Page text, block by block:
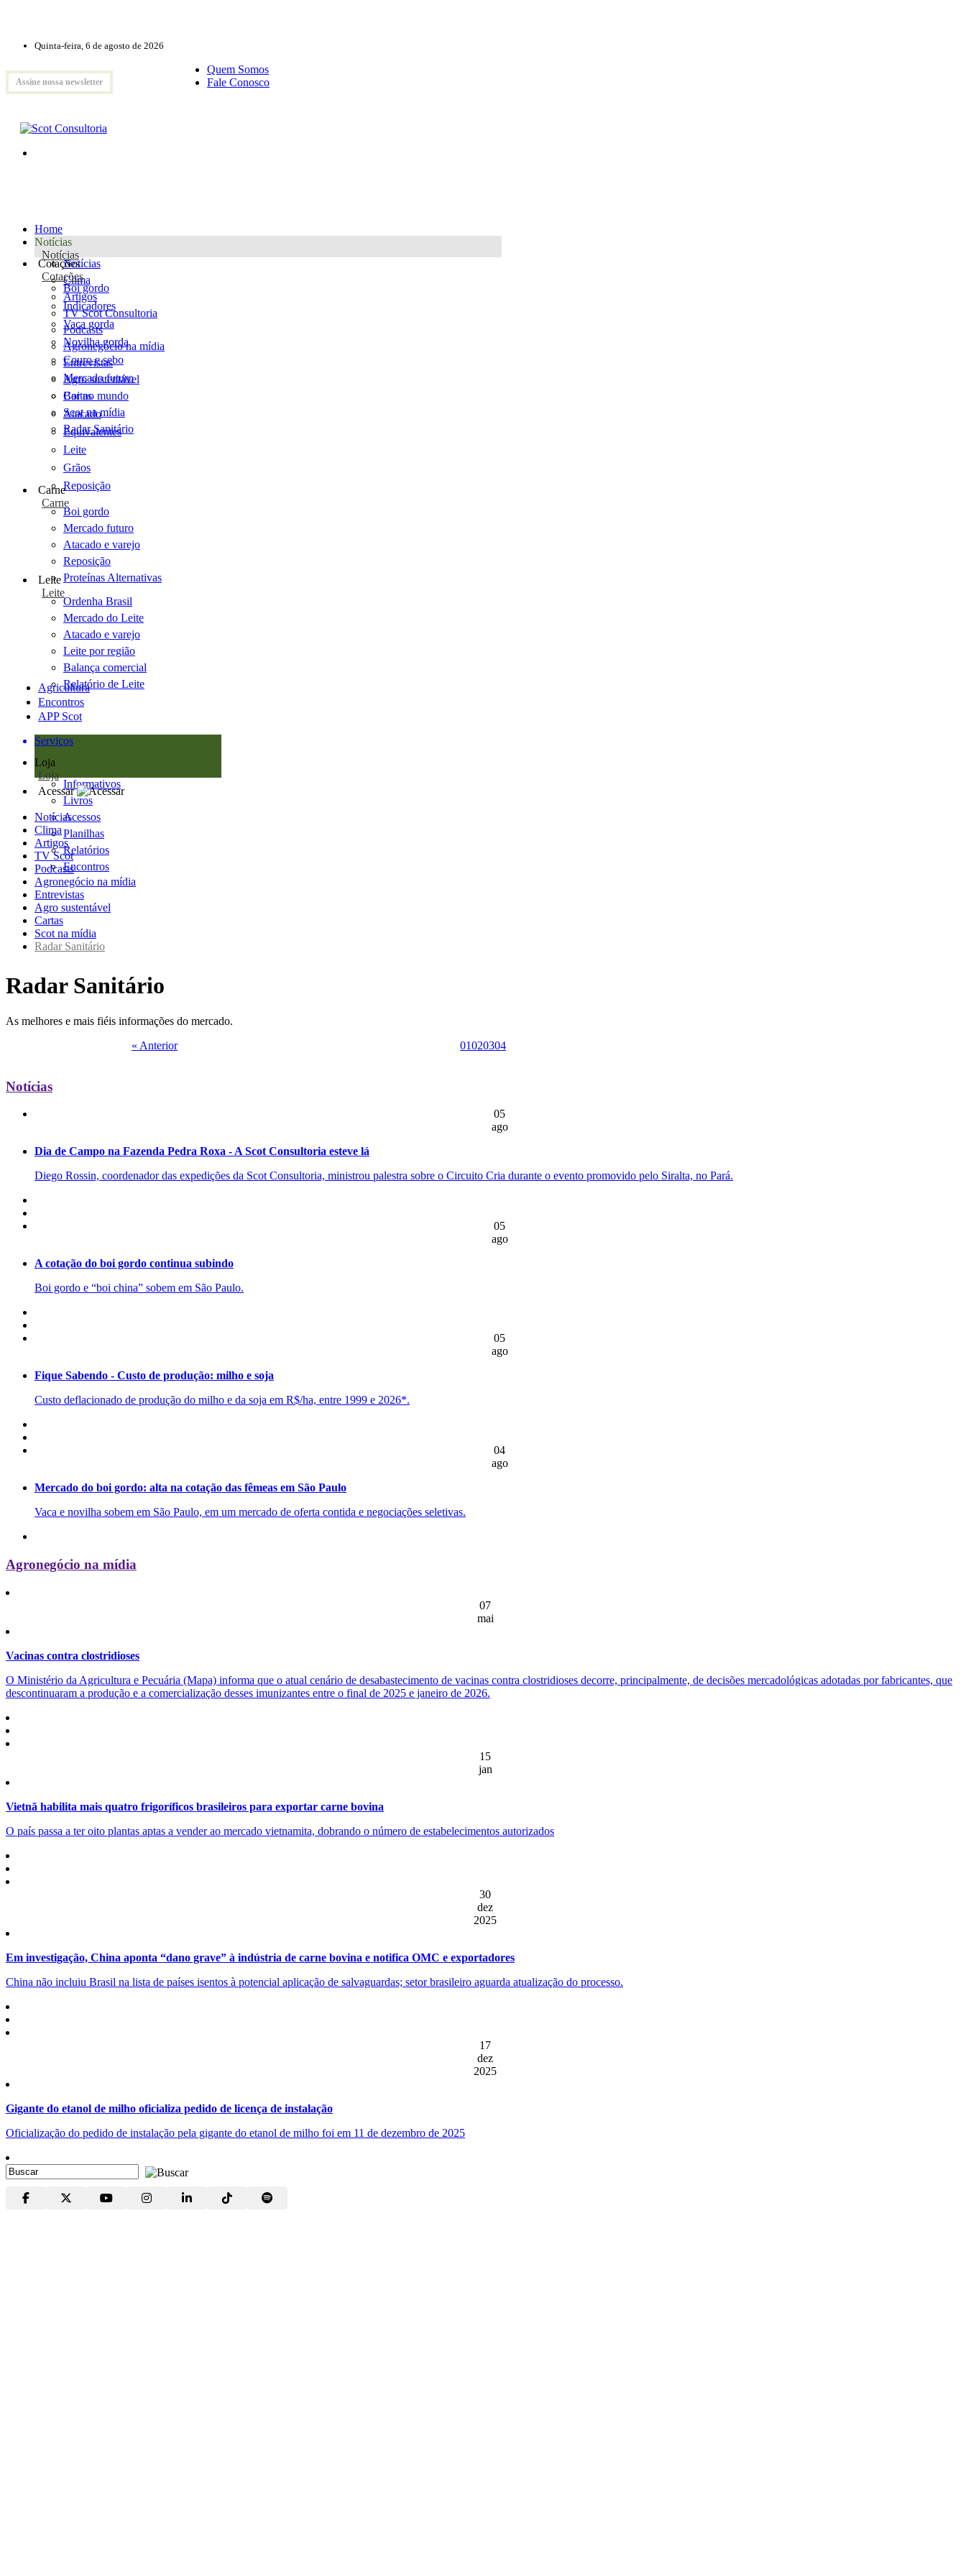
Quinta-feira, 6 de agosto de 2026
Assine nossa newsletter
Quem Somos
Fale Conosco
Home
Notícias
Notícias
Notícias
Clima
Artigos
TV Scot Consultoria
Podcasts
Agronegócio na mídia
Entrevistas
Agro sustentável
Cartas
Scot na mídia
Radar Sanitário
Cotações
Cotações
Boi gordo
Indicadores
Vaca gorda
Novilha gorda
Couro e sebo
Mercado futuro
Boi no mundo
Atacado
Equivalentes
Leite
Grãos
Reposição
Carne
Carne
Boi gordo
Mercado futuro
Atacado e varejo
Reposição
Proteínas Alternativas
Leite
Leite
Ordenha Brasil
Mercado do Leite
Atacado e varejo
Leite por região
Balança comercial
Relatório de Leite
Agricultura
Encontros
APP Scot
Serviços
Loja
Loja
Informativos
Livros
Acessos
Planilhas
Relatórios
Encontros
Acessar
Notícias
Clima
Artigos
TV Scot
Podcasts
Agronegócio na mídia
Entrevistas
Agro sustentável
Cartas
Scot na mídia
Radar Sanitário
Radar Sanitário
As melhores e mais fiéis informações do mercado.
« Anterior
01020304
Notícias
05
ago
Dia de Campo na Fazenda Pedra Roxa - A Scot Consultoria esteve lá
Diego Rossin, coordenador das expedições da Scot Consultoria, ministrou palestra sobre o Circuito Cria durante o evento promovido pelo Siralta, no Pará.
05
ago
A cotação do boi gordo continua subindo
Boi gordo e “boi china” sobem em São Paulo.
05
ago
Fique Sabendo - Custo de produção: milho e soja
Custo deflacionado de produção do milho e da soja em R$/ha, entre 1999 e 2026*.
04
ago
Mercado do boi gordo: alta na cotação das fêmeas em São Paulo
Vaca e novilha sobem em São Paulo, em um mercado de oferta contida e negociações seletivas.
Agronegócio na mídia
07
mai
Vacinas contra clostridioses
O Ministério da Agricultura e Pecuária (Mapa) informa que o atual cenário de desabastecimento de vacinas contra clostridioses decorre, principalmente, de decisões mercadológicas adotadas por fabricantes, que
descontinuaram a produção e a comercialização desses imunizantes entre o final de 2025 e janeiro de 2026.
15
jan
Vietnã habilita mais quatro frigoríficos brasileiros para exportar carne bovina
O país passa a ter oito plantas aptas a vender ao mercado vietnamita, dobrando o número de estabelecimentos autorizados
30
dez
2025
Em investigação, China aponta “dano grave” à indústria de carne bovina e notifica OMC e exportadores
China não incluiu Brasil na lista de países isentos à potencial aplicação de salvaguardas; setor brasileiro aguarda atualização do processo.
17
dez
2025
Gigante do etanol de milho oficializa pedido de licença de instalação
Oficialização do pedido de instalação pela gigante do etanol de milho foi em 11 de dezembro de 2025